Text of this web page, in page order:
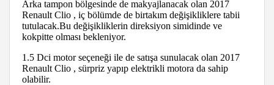
Arka tampon bölgesinde de makyajlanacak olan 2017
Renault Clio , iç bölümde de birtakım değişikliklere tabii
tutulacak.Bu değişikliklerin direksiyon simidinde ve
kokpitte olması bekleniyor.
1.5 Dci motor seçeneği ile de satışa sunulacak olan 2017
Renault Clio , sürpriz yapıp elektrikli motora da sahip
olabilir.